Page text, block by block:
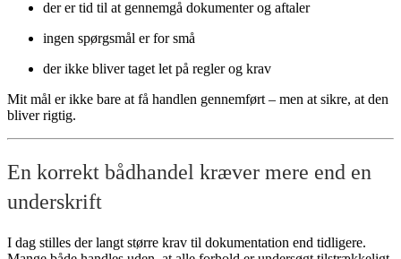
der er tid til at gennemgå dokumenter og aftaler
ingen spørgsmål er for små
der ikke bliver taget let på regler og krav
Mit mål er ikke bare at få handlen gennemført – men at sikre, at den
bliver rigtig.
En korrekt bådhandel kræver mere end en
underskrift
I dag stilles der langt større krav til dokumentation end tidligere.